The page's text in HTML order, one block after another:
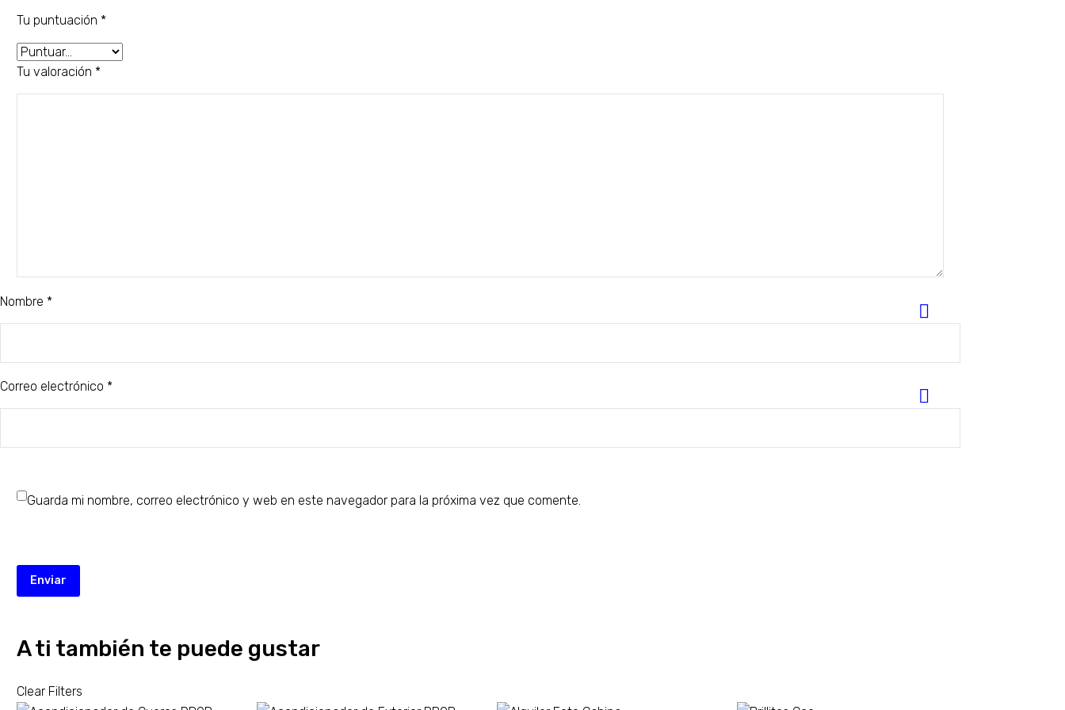
Tu puntuación *
Tu valoración *
Nombre *
Correo electrónico *
Guarda mi nombre, correo electrónico y web en este navegador para la próxima vez que comente.
Enviar
A ti también te puede gustar
Clear Filters